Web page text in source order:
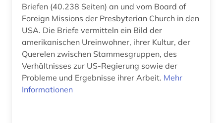
handwerk (1)
haus (1)
hausa (1)
hebräisch (1)
Briefen (40.238 Seiten) an und vom Board of
Foreign Missions der Presbyterian Church in den
USA. Die Briefe vermitteln ein Bild der
amerikanischen Ureinwohner, ihrer Kultur, der
Querelen zwischen Stammesgruppen, des
Verhältnisses zur US-Regierung sowie der
Probleme und Ergebnisse ihrer Arbeit. Mehr
Informationen